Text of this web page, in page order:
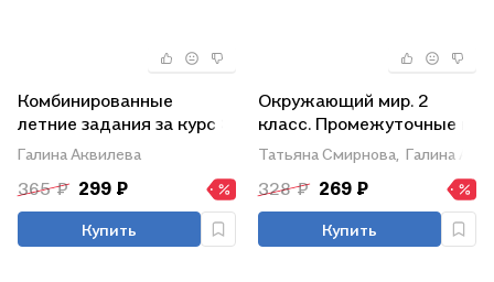
Комбинированные
летние задания за курс 3
класса. 50 занятий по
математике. (ФГОС)
Галина Аквилева
365 ₽ 299 ₽
Купить
Окружающий мир. 2
класс. Промежуточные и
итоговые работы. ФГОС
Татьяна Смирнова, Галина
328 ₽ 269 ₽
Купить